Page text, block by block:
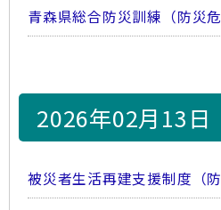
青森県総合防災訓練（防災危
2026年02月13日
被災者生活再建支援制度（